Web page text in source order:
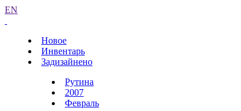
EN
Новое
Инвентарь
Задизайнено
Рутина
2007
Февраль